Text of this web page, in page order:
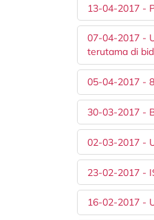
13-04-2017 -
07-04-2017 -
terutama di
05-04-2017 -
30-03-2017 -
02-03-2017 -
23-02-2017 -
16-02-2017 -